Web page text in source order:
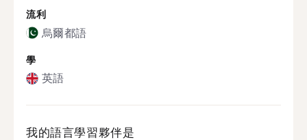
流利
烏爾都語
學
英語
我的語言學習夥伴是